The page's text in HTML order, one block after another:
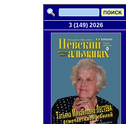
3 (149) 2026